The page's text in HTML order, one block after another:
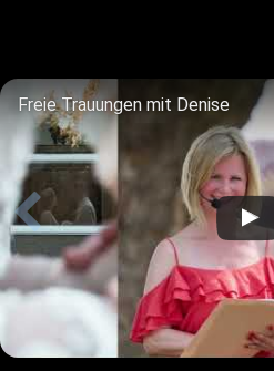
Freie Trauungen mit Denise
Kleine Hochzeitsband